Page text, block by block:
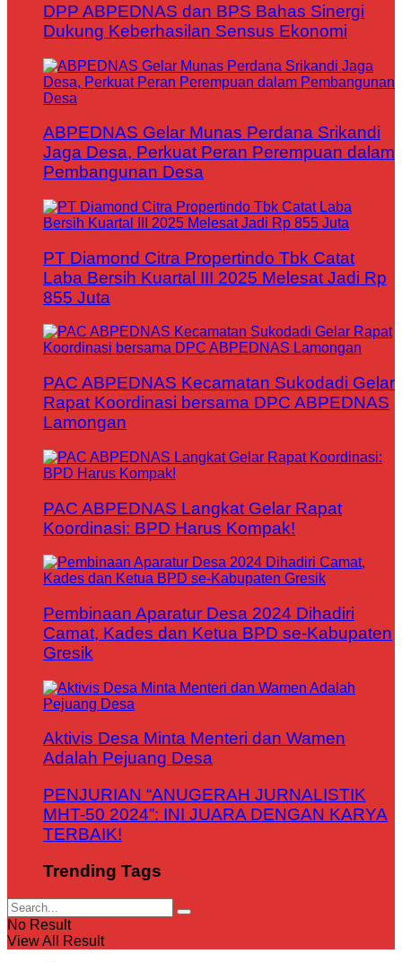
DPP ABPEDNAS dan BPS Bahas Sinergi
Dukung Keberhasilan Sensus Ekonomi
ABPEDNAS Gelar Munas Perdana Srikandi
Jaga Desa, Perkuat Peran Perempuan dalam
Pembangunan Desa
PT Diamond Citra Propertindo Tbk Catat
Laba Bersih Kuartal III 2025 Melesat Jadi Rp
855 Juta
PAC ABPEDNAS Kecamatan Sukodadi Gelar
Rapat Koordinasi bersama DPC ABPEDNAS
Lamongan
PAC ABPEDNAS Langkat Gelar Rapat
Koordinasi: BPD Harus Kompak!
Pembinaan Aparatur Desa 2024 Dihadiri
Camat, Kades dan Ketua BPD se-Kabupaten
Gresik
Aktivis Desa Minta Menteri dan Wamen
Adalah Pejuang Desa
PENJURIAN “ANUGERAH JURNALISTIK
MHT-50 2024”: INI JUARA DENGAN KARYA
TERBAIK!
Trending Tags
No Result
View All Result